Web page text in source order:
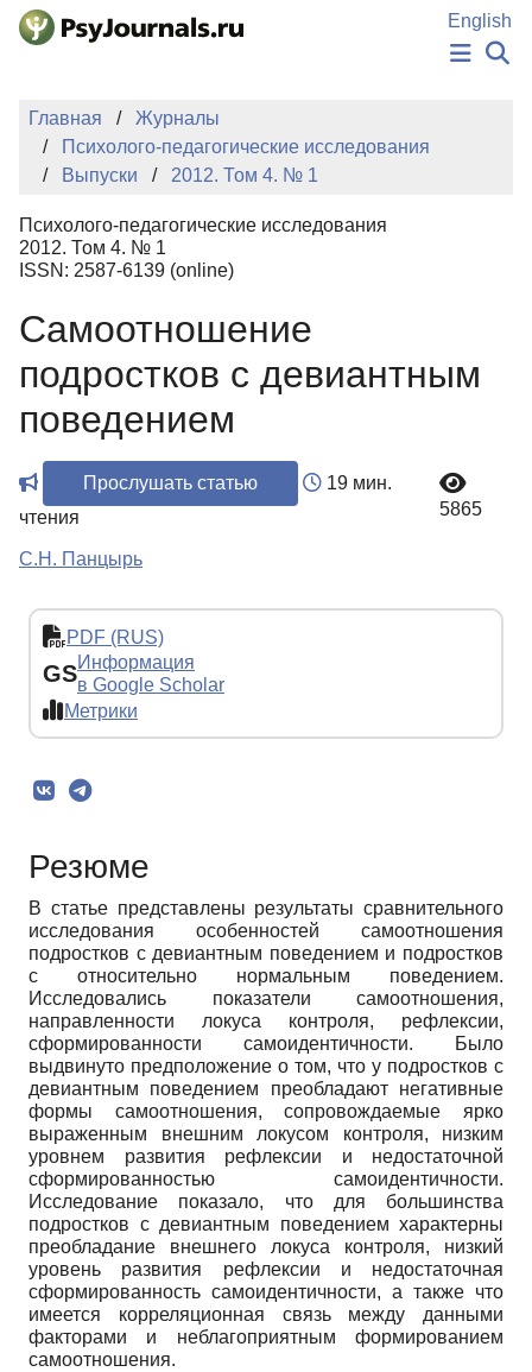
Перейти к основному содержанию
English
НОВОСТИ
АВТОРЫ
КЛЮЧЕВЫЕ СЛОВА
Регистрация
Главная
Журналы
Психолого-педагогические исследования
Выпуски
2012. Том 4. № 1
Психолого-педагогические исследования
2012. Том 4. № 1
ISSN: 2587-6139 (online)
Самоотношение
подростков с девиантным
поведением
Прослушать статью
19 мин.
чтения
5865
С.Н. Панцырь
PDF (RUS)
GSИнформация
в Google Scholar
Метрики
Резюме
В статье представлены результаты сравнительного
исследования особенностей самоотношения
подростков с девиантным поведением и подростков
с относительно нормальным поведением.
Исследовались показатели самоотношения,
направленности локуса контроля, рефлексии,
сформированности самоидентичности. Было
выдвинуто предположение о том, что у подростков с
девиантным поведением преобладают негативные
формы самоотношения, сопровождаемые ярко
выраженным внешним локусом контроля, низким
уровнем развития рефлексии и недостаточной
сформированностью самоидентичности.
Исследование показало, что для большинства
подростков с девиантным поведением характерны
преобладание внешнего локуса контроля, низкий
уровень развития рефлексии и недостаточная
сформированность самоидентичности, а также что
имеется корреляционная связь между данными
факторами и неблагоприятным формированием
самоотношения.